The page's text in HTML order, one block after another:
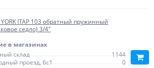
ITAP 103 обратный пружинный
седло) 3/4"
в магазинах
склад
1144
проезд, 6с1
0